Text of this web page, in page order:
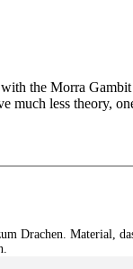
the Morra
less theory,
Drachen. Material,